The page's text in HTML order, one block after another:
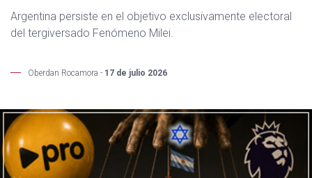
Argentina persiste en el objetivo exclusivamente electoral
del tergiversado Fenómeno Milei.
Oberdan Rocamora - 17 de julio 2026